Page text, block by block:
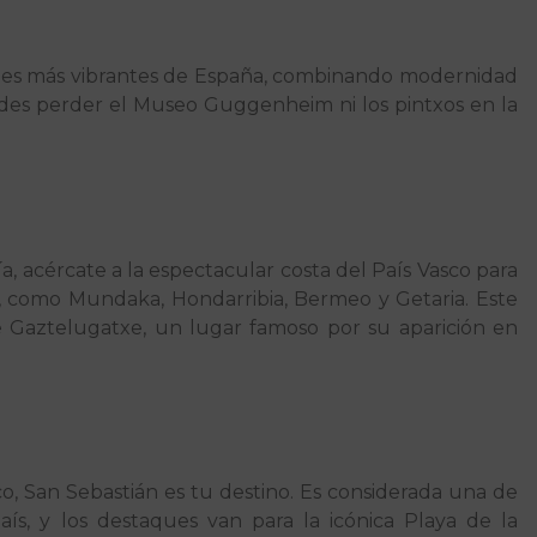
más vibrantes de España, combinando modernidad
perder el Museo Guggenheim ni los pintxos en la
acércate a la espectacular costa del País Vasco para
Mundaka, Hondarribia, Bermeo y Getaria. Este
un lugar famoso por su aparición en
San Sebastián es tu destino. Es considerada una de
y los destaques van para la icónica Playa de la